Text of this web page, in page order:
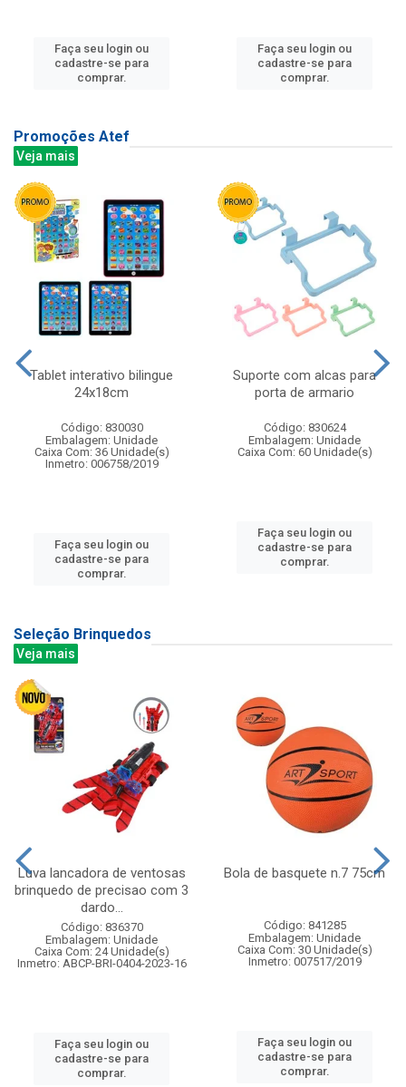
Faça seu login ou
cadastre-se para
comprar.
Faça seu login ou
cadastre-se para
comprar.
Promoções Atef
Veja mais
Tablet interativo bilingue
24x18cm
Código: 830030
Embalagem: Unidade
Caixa Com: 36 Unidade(s)
Inmetro: 006758/2019
Faça seu login ou
cadastre-se para
comprar.
Suporte com alcas para
porta de armario
Código: 830624
Embalagem: Unidade
Caixa Com: 60 Unidade(s)
Faça seu login ou
cadastre-se para
comprar.
Seleção Brinquedos
Veja mais
Luva lancadora de ventosas
brinquedo de precisao com 3
dardo...
Código: 836370
Embalagem: Unidade
Caixa Com: 24 Unidade(s)
Inmetro: ABCP-BRI-0404-2023-16
Faça seu login ou
cadastre-se para
comprar.
Bola de basquete n.7 75cm
Código: 841285
Embalagem: Unidade
Caixa Com: 30 Unidade(s)
Inmetro: 007517/2019
Faça seu login ou
cadastre-se para
comprar.